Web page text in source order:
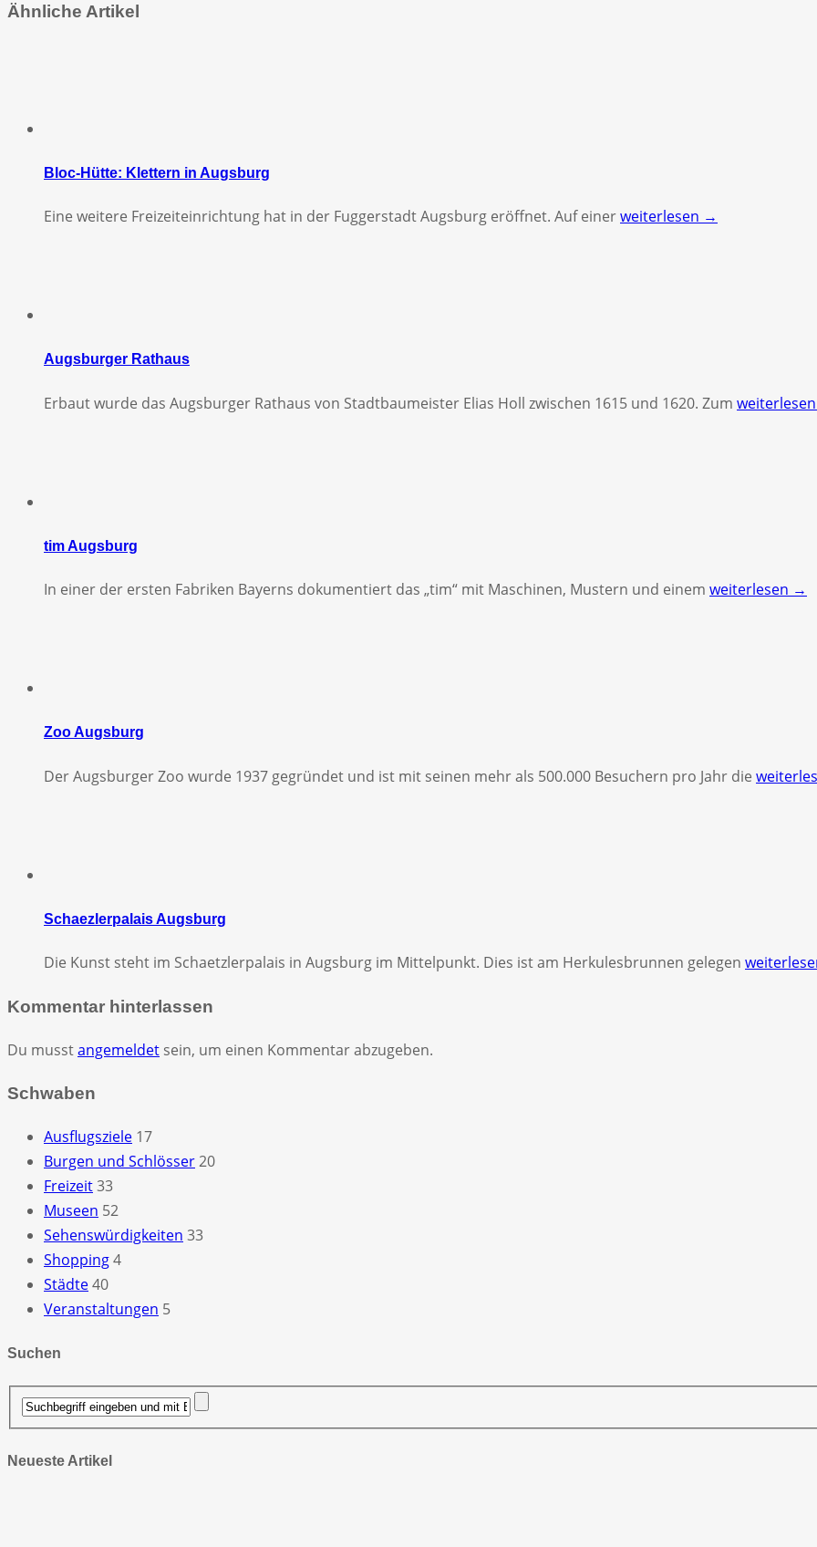
Ähnliche Artikel
Bloc-Hütte: Klettern in Augsburg
Eine weitere Freizeiteinrichtung hat in der Fuggerstadt Augsburg eröffnet. Auf einerweiterlesen →
Augsburger Rathaus
Erbaut wurde das Augsburger Rathaus von Stadtbaumeister Elias Holl zwischen 1615 und 1620. Zum
tim Augsburg
In einer der ersten Fabriken Bayerns dokumentiert das „tim“ mit Maschinen, Mustern und einem weiterlesen →
Zoo Augsburg
Der Augsburger Zoo wurde 1937 gegründet und ist mit seinen mehr als 500.000 Besuchern pro Jahr die
Schaezlerpalais Augsburg
Die Kunst steht im Schaetzlerpalais in Augsburg im Mittelpunkt. Dies ist am Herkulesbrunnen gelegen
Kommentar hinterlassen
Du musstangemeldet sein, um einen Kommentar abzugeben.
Schwaben
Ausflugsziele 17
Burgen und Schlösser20
Freizeit33
Museen 52
Sehenswürdigkeiten 33
Shopping4
Städte40
Veranstaltungen 5
Suchen
Neueste Artikel